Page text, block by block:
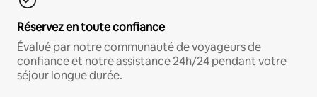
Réservez en toute confiance
Évalué par notre communauté de voyageurs de
confiance et notre assistance 24h/24 pendant votre
séjour longue durée.